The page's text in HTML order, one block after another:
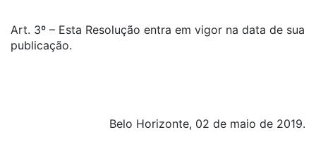
Art. 3º – Esta Resolução entra em vigor na data de sua
publicação.
Belo Horizonte, 02 de maio de 2019.